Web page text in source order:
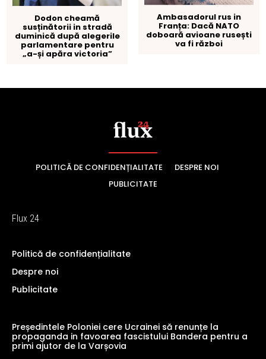
POLITICĂ DE CONFIDENȚIALITATE
DESPRE NOI
PUBLICITATE
Flux 24
Politică de confidențialitate
Despre noi
Publicitate
Președintele Poloniei cere Ucrainei să renunțe la
propaganda in favoarea fascistului Bandera pentru a
primi ajutor de la Varșovia